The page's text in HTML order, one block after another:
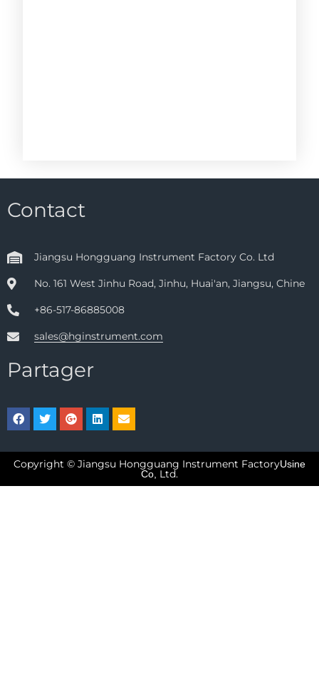
Contact
Jiangsu Hongguang Instrument Factory Co. Ltd
No. 161 West Jinhu Road, Jinhu, Huai'an, Jiangsu, Chine
+86-517-86885008
sales@hginstrument.com
Partager
Copyright © Jiangsu Hongguang Instrument FactoryUsine
Co, Ltd.